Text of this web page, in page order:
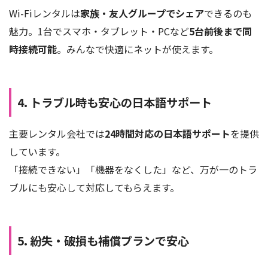
Wi-Fiレンタルは家族・友人グループでシェアできるのも
魅力。1台でスマホ・タブレット・PCなど5台前後まで同
時接続可能。みんなで快適にネットが使えます。
4. トラブル時も安心の日本語サポート
主要レンタル会社では24時間対応の日本語サポートを提供
しています。
「接続できない」「機器をなくした」など、万が一のトラ
ブルにも安心して対応してもらえます。
5. 紛失・破損も補償プランで安心